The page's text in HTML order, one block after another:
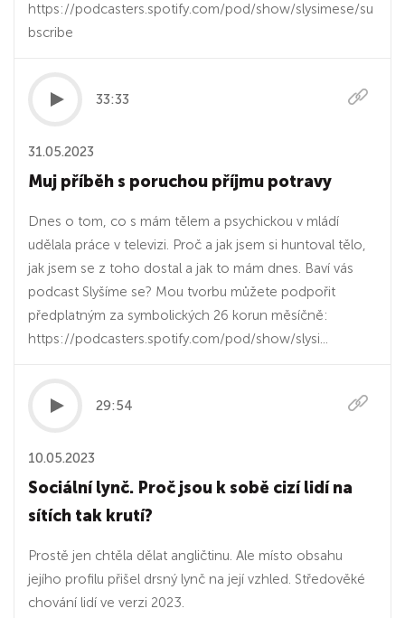
https://podcasters.spotify.com/pod/show/slysimese/su
bscribe
33:33
31.05.2023
Muj příběh s poruchou příjmu potravy
Dnes o tom, co s mám tělem a psychickou v mládí
udělala práce v televizi. Proč a jak jsem si huntoval tělo,
jak jsem se z toho dostal a jak to mám dnes. Baví vás
podcast Slyšíme se? Mou tvorbu můžete podpořit
předplatným za symbolických 26 korun měsíčně:
https://podcasters.spotify.com/pod/show/slysi...
29:54
10.05.2023
Sociální lynč. Proč jsou k sobě cizí lidí na
sítích tak krutí?
Prostě jen chtěla dělat angličtinu. Ale místo obsahu
jejího profilu přišel drsný lynč na její vzhled. Středověké
chování lidí ve verzi 2023.